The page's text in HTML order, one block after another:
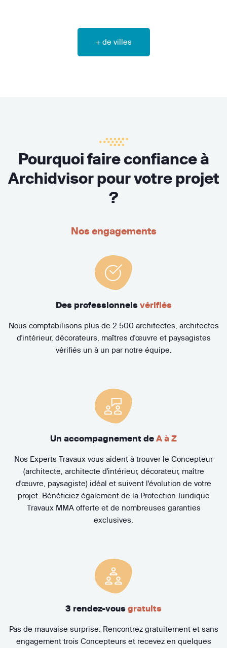
+ de villes
Pourquoi faire confiance à
Archidvisor pour votre projet
?
Nos engagements
Des professionnels vérifiés
Nous comptabilisons plus de 2 500 architectes, architectes
d'intérieur, décorateurs, maîtres d'œuvre et paysagistes
vérifiés un à un par notre équipe.
Un accompagnement de A à Z
Nos Experts Travaux vous aident à trouver le Concepteur
(architecte, architecte d'intérieur, décorateur, maître
d'œuvre, paysagiste) idéal et suivent l'évolution de votre
projet. Bénéficiez également de la Protection Juridique
Travaux MMA offerte et de nombreuses garanties
exclusives.
3 rendez-vous gratuits
Pas de mauvaise surprise. Rencontrez gratuitement et sans
engagement trois Concepteurs et recevez en quelques